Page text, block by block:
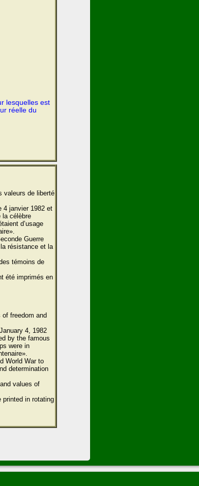
lesquelles est
réelle du
valeurs de liberté
4 janvier 1982 et
la célèbre
d’usage
Guerre
résistance et la
témoins de
été imprimés en
freedom and
4, 1982
by the famous
were in
World War to
determination
values of
printed in rotating